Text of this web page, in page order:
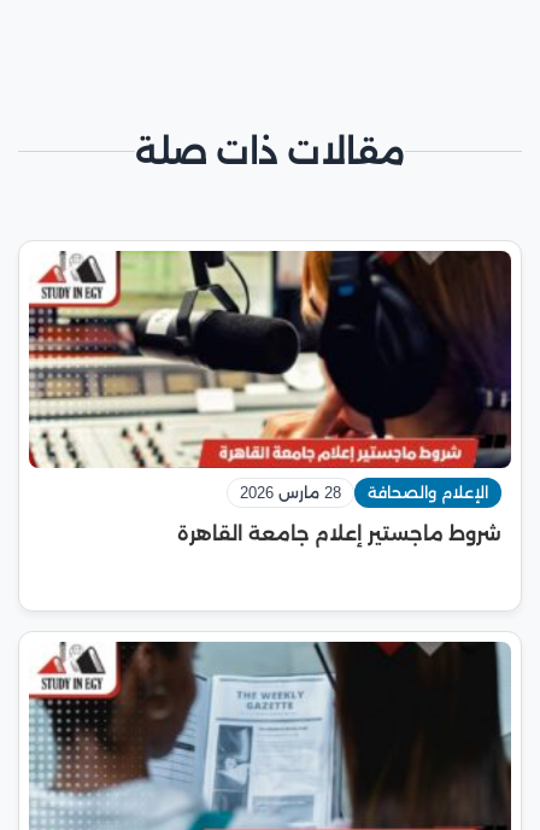
مقالات ذات صلة
الإعلام والصحافة 28 مارس 2026
شروط ماجستير إعلام جامعة القاهرة